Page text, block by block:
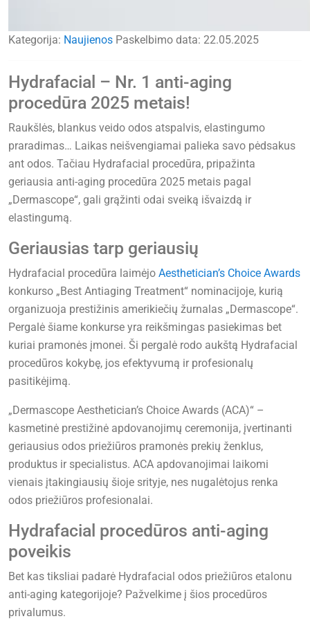
Kategorija: Naujienos Paskelbimo data: 22.05.2025
Hydrafacial – Nr. 1 anti-aging
procedūra 2025 metais!
Raukšlės, blankus veido odos atspalvis, elastingumo
praradimas… Laikas neišvengiamai palieka savo pėdsakus
ant odos. Tačiau Hydrafacial procedūra, pripažinta
geriausia anti-aging procedūra 2025 metais pagal
„Dermascope“, gali grąžinti odai sveiką išvaizdą ir
elastingumą.
Geriausias tarp geriausių
Hydrafacial procedūra laimėjo Aesthetician’s Choice Awards
konkurso „Best Antiaging Treatment“ nominacijoje, kurią
organizuoja prestižinis amerikiečių žurnalas „Dermascope“.
Pergalė šiame konkurse yra reikšmingas pasiekimas bet
kuriai pramonės įmonei. Ši pergalė rodo aukštą Hydrafacial
procedūros kokybę, jos efektyvumą ir profesionalų
pasitikėjimą.
„Dermascope Aesthetician’s Choice Awards (ACA)“ –
kasmetinė prestižinė apdovanojimų ceremonija, įvertinanti
geriausius odos priežiūros pramonės prekių ženklus,
produktus ir specialistus. ACA apdovanojimai laikomi
vienais įtakingiausių šioje srityje, nes nugalėtojus renka
odos priežiūros profesionalai.
Hydrafacial procedūros anti-aging
poveikis
Bet kas tiksliai padarė Hydrafacial odos priežiūros etalonu
anti-aging kategorijoje? Pažvelkime į šios procedūros
privalumus.